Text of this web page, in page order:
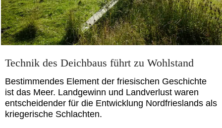
Technik des Deichbaus führt zu Wohlstand
Bestimmendes Element der friesischen Geschichte
ist das Meer. Landgewinn und Landverlust waren
entscheidender für die Entwicklung Nordfrieslands als
kriegerische Schlachten.